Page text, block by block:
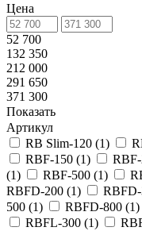
Цена
52 700
132 350
212 000
291 650
371 300
Показать
Артикул
RB Slim-120 (1)
RBF-150 (1)
(1) RBF-500 (1)
RBFD-200 (1)
500 (1) RBFD-800 (1)
RBFL-300 (1)